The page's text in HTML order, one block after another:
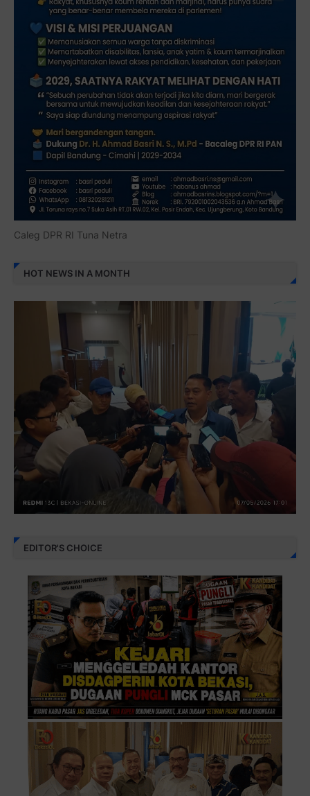
Caleg DPR RI Tuna Netra
HOT NEWS IN A MONTH
EDITOR'S CHOICE